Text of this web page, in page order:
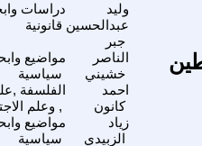
دراسات
قانونية
وليد
عبدالحسين
جبر
مواضيع
سياسية
الناصر
خشيني
الفلسفة
, وعلم
احمد
كانون
مواضيع
سياسية
زياد
الزبيدي